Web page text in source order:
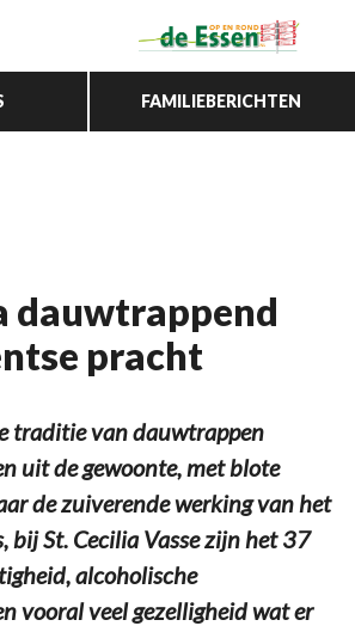
FAMILIEBERICHTEN
dauwtrappend
pracht
traditie van dauwtrappen
uit de gewoonte, met blote
de zuiverende werking van het
bij St. Cecilia Vasse zijn het 37
alcoholische
vooral veel gezelligheid wat er